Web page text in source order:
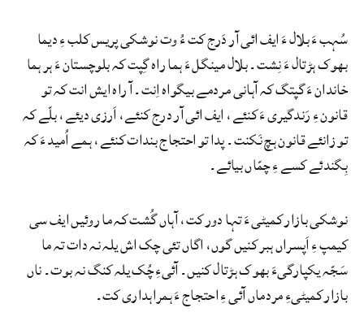
سُہب ءَ بلال ءَ ایف ائی آر دَرج کت ءُ وت نوشکی پریس کلب ءِ دیما
بھوک ہڑتال ءَ نِشت۔ بلال مینگل ءَ ہما راہ گِپت کہ بلوچستان ءَ ہر ہما
خاندان ءَ گپتگ کہ آہانی مردمے بیگواہ اِنت۔ آ راہ ایش انت کہ تو
قانون ءِ رَندگیری ءَ کنئے، ایف ائی آر درج کنئے، اَرزی دیئے، بلّے کہ
تو زانئے قانون ہچ نَکنت۔ پدا تو احتجاج بندات کنئے، ہمے اُمید ءَ کہ
بِگندئے کسے ءِ چمّاں بیائے۔
نوشکی بازار کمیٹی ءَ تہا دور کت، آہاں گُشت کہ ما روئیں ایف سی
کیمپ ءِ اَپسراں ہبر کنیں گوں، اگاں تئی چک اش یلہ نہ دات تہ ما
سَجّہ یکپارگیءَ بھوک ہڑتال کنیں۔ آئیءِ چُک یلہ کنگ نہ بوت۔ ناں
بازار کمیٹیءِ مردماں آئی ءِ احتجاج ءَ ہمراہداری کت۔